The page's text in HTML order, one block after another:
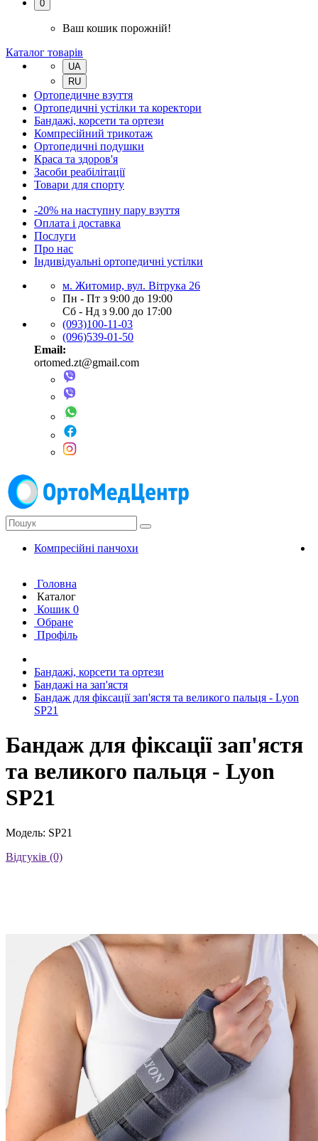
0
Ваш кошик порожній!
Каталог товарів
UA
RU
Ортопедичне взуття
Ортопедичні устілки та коректори
Бандажі, корсети та ортези
Компресійний трикотаж
Ортопедичні подушки
Краса та здоров'я
Засоби реабілітації
Товари для спорту
-20% на наступну пару взуття
Оплата і доставка
Послуги
Про нас
Індивідуальні ортопедичні устілки
м. Житомир, вул. Вітрука 26
Пн - Пт з 9:00 до 19:00
Сб - Нд з 9.00 до 17:00
(093)100-11-03
(096)539-01-50
Email:
ortomed.zt@gmail.com
Компресійні панчохи
Головна
Каталог
Кошик 0
Обране
Профіль
Бандажі, корсети та ортези
Бандажі на зап'ястя
Бандаж для фіксації зап'ястя та великого пальця - Lyon
SP21
Бандаж для фіксації зап'ястя
та великого пальця - Lyon
SP21
Модель: SP21
Відгуків (0)